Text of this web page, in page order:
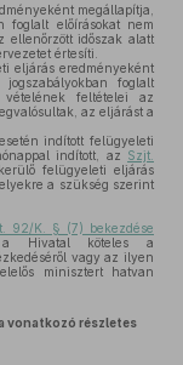
megállapítja,
foglalt előírásokat nem
ellenőrzött időszak alatt
értesíti.
eljárás eredményeként
foglalt
feltételei az
az eljárást a
indított felügyeleti
indított, az Szjt.
felügyeleti eljárás
a szükség szerint
92/K. § (7) bekezdése
a Hivatal köteles a
vagy az ilyen
minisztert hatvan
vonatkozó részletes